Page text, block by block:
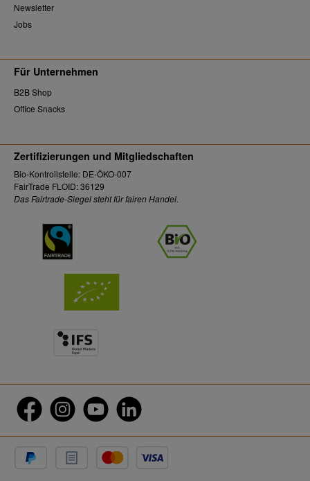
Newsletter
Jobs
Für Unternehmen
B2B Shop
Office Snacks
Zertifizierungen und Mitgliedschaften
Bio-Kontrollstelle: DE-ÖKO-007
FairTrade FLOID: 36129
Das Fairtrade-Siegel steht für fairen Handel.
twt.widget.communities.facebook.name
twt.widget.communities.instagram.name
twt.widget.communities.youtube.name
twt.widget.communities.linkedin.name